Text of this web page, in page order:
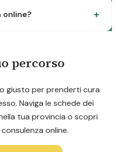
online?
percorso
giusto per prenderti cura
Naviga le schede dei
tua provincia o scopri
online.